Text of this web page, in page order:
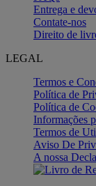
Entrega e
Contate-nos
Direito de
LEGAL
Termos e
Política de
Política de
Informações
Termos de
Aviso De
A nossa